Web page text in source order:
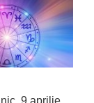
9 aprilie